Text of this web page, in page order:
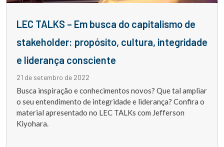
LEC TALKS – Em busca do capitalismo de
stakeholder: propósito, cultura, integridade
e liderança consciente
21 de setembro de 2022
Busca inspiração e conhecimentos novos? Que tal ampliar
o seu entendimento de integridade e liderança? Confira o
material apresentado no LEC TALKs com Jefferson
Kiyohara.